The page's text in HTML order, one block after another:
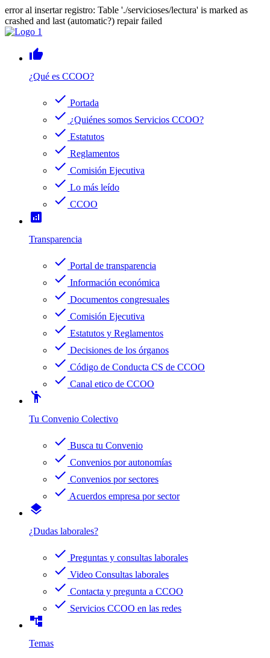
error al insertar registro: Table './servicioses/lectura' is marked as
crashed and last (automatic?) repair failed
thumb_up
¿Qué es CCOO?
check Portada
check ¿Quiénes somos Servicios CCOO?
check Estatutos
check Reglamentos
check Comisión Ejecutiva
check Lo más leído
check CCOO
analytics
Transparencia
check Portal de transparencia
check Información económica
check Documentos congresuales
check Comisión Ejecutiva
check Estatutos y Reglamentos
check Decisiones de los órganos
check Código de Conducta CS de CCOO
check Canal etico de CCOO
emoji_people
Tu Convenio Colectivo
check Busca tu Convenio
check Convenios por autonomías
check Convenios por sectores
check Acuerdos empresa por sector
layers
¿Dudas laborales?
check Preguntas y consultas laborales
check Video Consultas laborales
check Contacta y pregunta a CCOO
check Servicios CCOO en las redes
account_tree
Temas